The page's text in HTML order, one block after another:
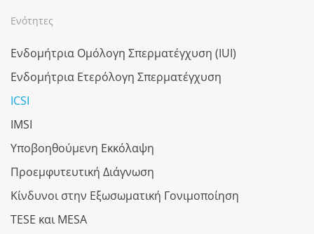
Ενότητες
Ενδομήτρια Ομόλογη Σπερματέγχυση (ΙUI)
Ενδομήτρια Ετερόλογη Σπερματέγχυση
ICSI
IMSI
Υποβοηθούμενη Εκκόλαψη
Προεμφυτευτική Διάγνωση
Κίνδυνοι στην Εξωσωματική Γονιμοποίηση
TESE και MESA